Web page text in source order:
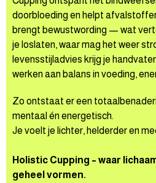
doorbloeding en helpt
brengt bewustwording — wat
je loslaten, waar mag het weer
levensstijladvies krijg je
werken aan balans in voeding,
Zo ontstaat er een
mentaal én energetisch.
Je voelt je lichter, helderder en
Holistic Cupping – waar
geheel vormen.